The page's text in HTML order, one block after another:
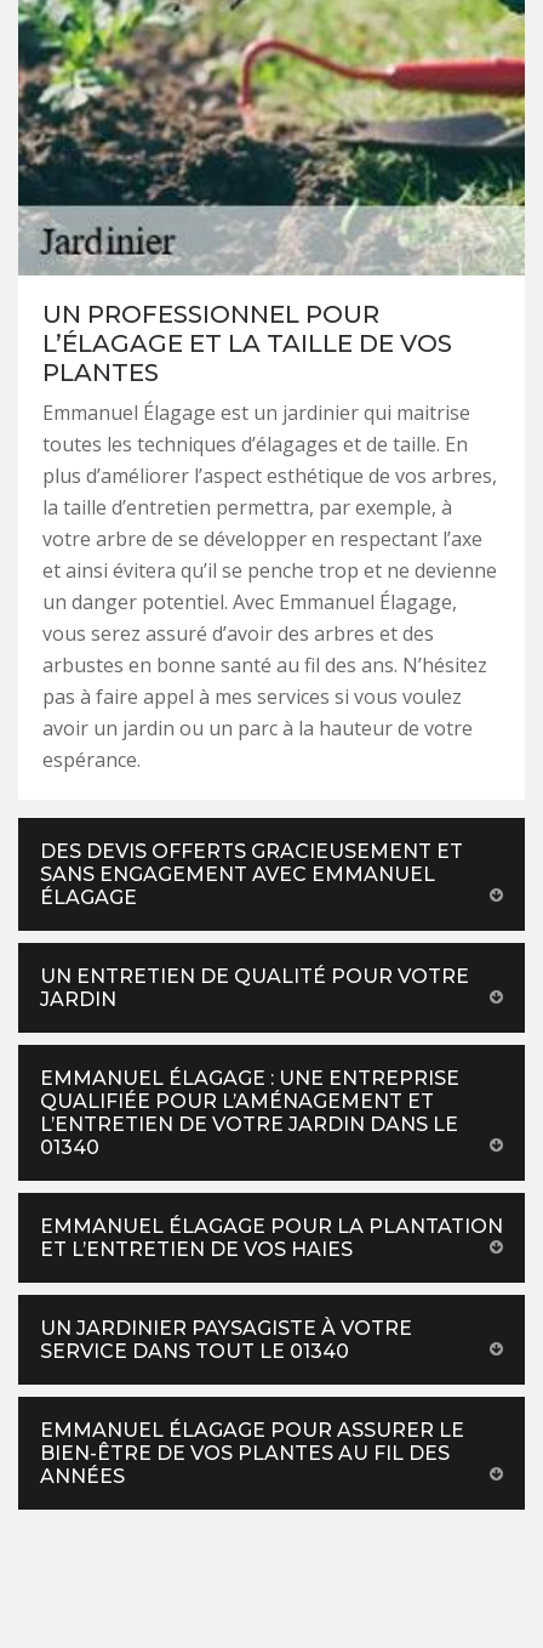
UN PROFESSIONNEL POUR
L’ÉLAGAGE ET LA TAILLE DE VOS
PLANTES
Emmanuel Élagage est un jardinier qui maitrise
toutes les techniques d’élagages et de taille. En
plus d’améliorer l’aspect esthétique de vos arbres,
la taille d’entretien permettra, par exemple, à
votre arbre de se développer en respectant l’axe
et ainsi évitera qu’il se penche trop et ne devienne
un danger potentiel. Avec Emmanuel Élagage,
vous serez assuré d’avoir des arbres et des
arbustes en bonne santé au fil des ans. N’hésitez
pas à faire appel à mes services si vous voulez
avoir un jardin ou un parc à la hauteur de votre
espérance.
DES DEVIS OFFERTS GRACIEUSEMENT ET
SANS ENGAGEMENT AVEC EMMANUEL
ÉLAGAGE
UN ENTRETIEN DE QUALITÉ POUR VOTRE
JARDIN
EMMANUEL ÉLAGAGE : UNE ENTREPRISE
QUALIFIÉE POUR L’AMÉNAGEMENT ET
L’ENTRETIEN DE VOTRE JARDIN DANS LE
01340
EMMANUEL ÉLAGAGE POUR LA PLANTATION
ET L’ENTRETIEN DE VOS HAIES
UN JARDINIER PAYSAGISTE À VOTRE
SERVICE DANS TOUT LE 01340
EMMANUEL ÉLAGAGE POUR ASSURER LE
BIEN-ÊTRE DE VOS PLANTES AU FIL DES
ANNÉES